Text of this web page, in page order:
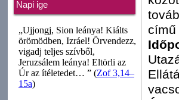
Napi ige
című